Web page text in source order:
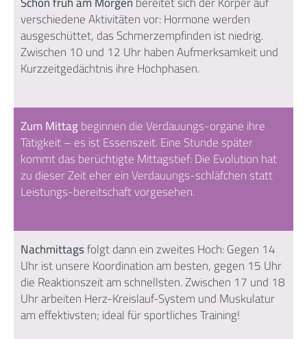
verschiedene Aktivitäten vor: Hormone werden
ausgeschüttet, das Schmerzempfinden ist niedrig.
Zwischen 10 und 12 Uhr haben Aufmerksamkeit und
Kurzzeitgedächtnis ihre Hochphasen.
Zum Mittagbeginnen die Verdauungs-organe ihre
Tätigkeit – es ist Essenszeit. Eine Stunde später
kommt das berüchtigte Mittagstief: Die Evolution hat
zu dieser Zeit eher ein Verdauungs-schläfchen statt
Leistungs-bereitschaft vorgesehen.
Nachmittagsfolgt dann ein zweites Hoch: Gegen 14
Uhr ist unsere Koordination am besten, gegen 15 Uhr
die Reaktionszeit am schnellsten. Zwischen 17 und 18
Uhr arbeiten Herz-Kreislauf-System und Muskulatur
am effektivsten; ideal für sportliches Training!